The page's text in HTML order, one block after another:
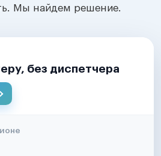
Мы найдем решение.
без диспетчера